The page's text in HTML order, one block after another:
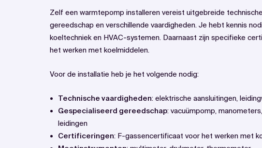
Zelf een warmtepomp installeren vereist uitgebreide
gereedschap en verschillende vaardigheden. Je hebt kennis
koeltechniek en HVAC-systemen. Daarnaast zijn specifieke
het werken met koelmiddelen.
Voor de installatie heb je het volgende nodig:
Technische vaardigheden: elektrische aansluitingen,
Gespecialiseerd gereedschap: vacuümpomp,
leidingen
Certificeringen: F-gassencertificaat voor het werken met